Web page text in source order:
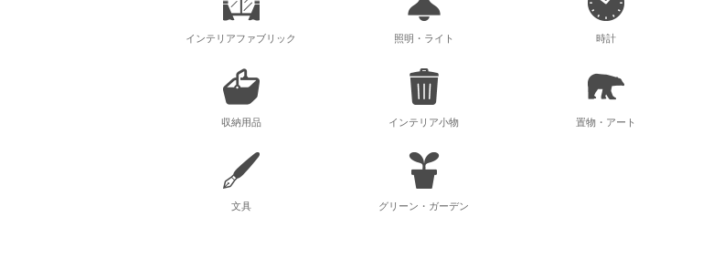
インテリアファブリック 照明・ライト 時計
収納用品 インテリア小物 置物・アート
文具 グリーン・ガーデン